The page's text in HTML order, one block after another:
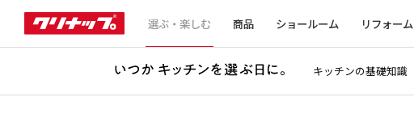
選ぶ・楽しむ 商品 ショールーム リフォーム
キッチンの基礎知識